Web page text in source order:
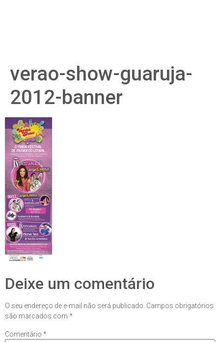
verao-show-guaruja-
2012-banner
Deixe um comentário
O seu endereço de e-mail não será publicado. Campos obrigatórios
são marcados com *
Comentário *